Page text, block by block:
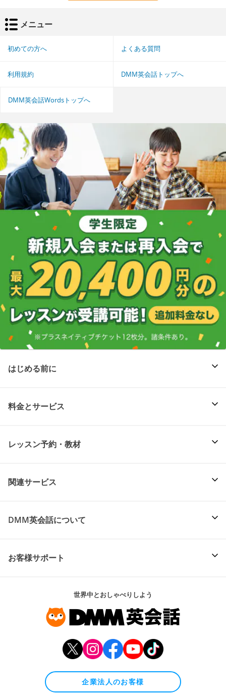
メニュー
初めての方へ よくある質問
利用規約 DMM英会話トップへ
DMM英会話Wordsトップへ
はじめる前に
料金とサービス
レッスン予約・教材
関連サービス
DMM英会話について
お客様サポート
世界中とおしゃべりしよう
企業法人のお客様